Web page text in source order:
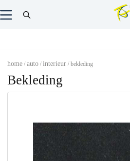
home / auto / interieur / bekleding
Bekleding